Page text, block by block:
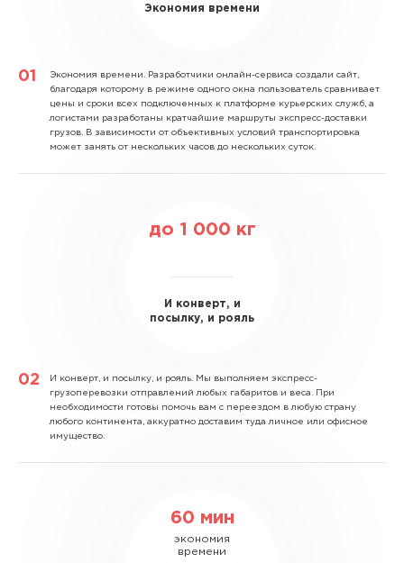
Экономия времени
Экономия времени. Разработчики онлайн-сервиса создали сайт,
благодаря которому в режиме одного окна пользователь сравнивает
цены и сроки всех подключенных к платформе курьерских служб, а
логистами разработаны кратчайшие маршруты экспресс-доставки
грузов. В зависимости от объективных условий транспортировка
может занять от нескольких часов до нескольких суток.
до 1 000 кг
И конверт, и
посылку, и рояль
И конверт, и посылку, и рояль. Мы выполняем экспресс-
грузоперевозки отправлений любых габаритов и веса. При
необходимости готовы помочь вам с переездом в любую страну
любого континента, аккуратно доставим туда личное или офисное
имущество.
60 мин
экономия
времени